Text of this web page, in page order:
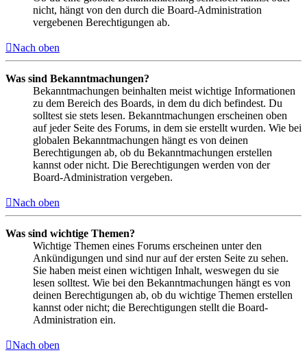
nicht, hängt von den durch die Board-Administration
vergebenen Berechtigungen ab.
Nach oben
Was sind Bekanntmachungen?
Bekanntmachungen beinhalten meist wichtige Informationen
zu dem Bereich des Boards, in dem du dich befindest. Du
solltest sie stets lesen. Bekanntmachungen erscheinen oben
auf jeder Seite des Forums, in dem sie erstellt wurden. Wie bei
globalen Bekanntmachungen hängt es von deinen
Berechtigungen ab, ob du Bekanntmachungen erstellen
kannst oder nicht. Die Berechtigungen werden von der
Board-Administration vergeben.
Nach oben
Was sind wichtige Themen?
Wichtige Themen eines Forums erscheinen unter den
Ankündigungen und sind nur auf der ersten Seite zu sehen.
Sie haben meist einen wichtigen Inhalt, weswegen du sie
lesen solltest. Wie bei den Bekanntmachungen hängt es von
deinen Berechtigungen ab, ob du wichtige Themen erstellen
kannst oder nicht; die Berechtigungen stellt die Board-
Administration ein.
Nach oben